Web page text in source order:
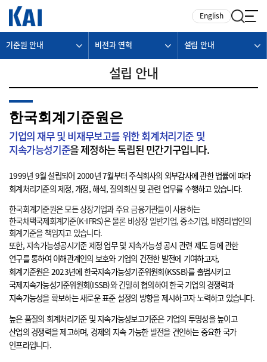
English
기준원 안내 비전과 연혁 설립 안내
설립 안내
한국회계기준원은
기업의 재무 및 비재무보고를 위한 회계처리기준 및
지속가능성기준을 제정하는 독립된 민간기구입니다.
1999년 9월 설립되어 2000년 7월부터 주식회사의 외부감사에 관한 법률에 따라
회계처리기준의 제정, 개정, 해석, 질의회신 및 관련 업무를 수행하고 있습니다.
한국회계기준원은 모든 상장기업과 주요 금융기관들이 사용하는
한국채택국제회계기준(K-IFRS)은 물론 비상장 일반기업, 중소기업, 비영리법인의
회계기준을 책임지고 있습니다.
또한, 지속가능성공시기준 제정 업무 및 지속가능성 공시 관련 제도 등에 관한
연구를 통하여 이해관계인의 보호와 기업의 건전한 발전에 기여하고자,
회계기준원은 2023년에 한국지속가능성기준위원회(KSSB)를 출범시키고
국제지속가능성기준위원회(ISSB)와 긴밀히 협의하여 한국 기업의 경쟁력과
지속가능성을 확보하는 새로운 표준 설정의 방향을 제시하고자 노력하고 있습니다.
높은 품질의 회계처리기준 및 지속가능성보고기준은 기업의 투명성을 높이고
산업의 경쟁력을 제고하며, 경제의 지속 가능한 발전을 견인하는 중요한 국가
인프라입니다.